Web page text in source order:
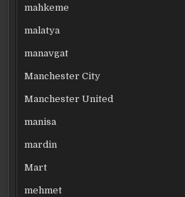
mahkeme
malatya
manavgat
Manchester City
Manchester United
manisa
mardin
Mart
mehmet